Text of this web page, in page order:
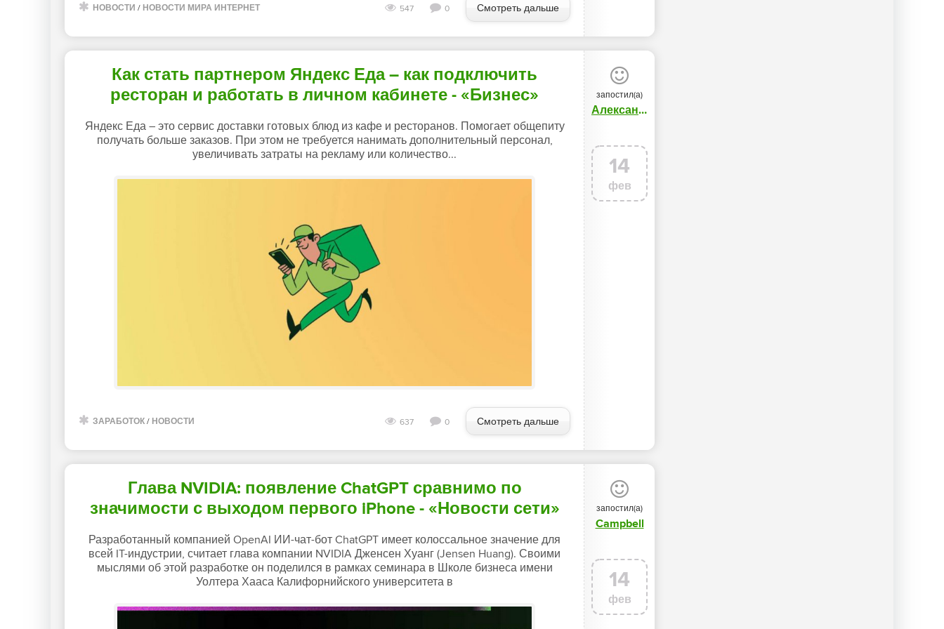
НОВОСТИ / НОВОСТИ МИРА ИНТЕРНЕТ 547 0 Смотреть дальше
Как стать партнером Яндекс Еда – как подключить
ресторан и работать в личном кабинете - «Бизнес»
Яндекс Еда – это сервис доставки готовых блюд из кафе и ресторанов. Помогает общепиту
получать больше заказов. При этом не требуется нанимать дополнительный персонал,
увеличивать затраты на рекламу или количество...
ЗАРАБОТОК / НОВОСТИ 637 0 Смотреть дальше
запостил(а)
Александр
14
фев
Глава NVIDIA: появление ChatGPT сравнимо по
значимости с выходом первого iPhone - «Новости сети»
Разработанный компанией OpenAI ИИ-чат-бот ChatGPT имеет колоссальное значение для
всей IT-индустрии, считает глава компании NVIDIA Дженсен Хуанг (Jensen Huang). Своими
мыслями об этой разработке он поделился в рамках семинара в Школе бизнеса имени
Уолтера Хааса Калифорнийского университета в
запостил(а)
Campbell
14
фев